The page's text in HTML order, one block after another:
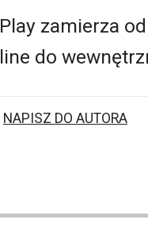
Play zamierza
line do
NAPISZ DO AUTORA